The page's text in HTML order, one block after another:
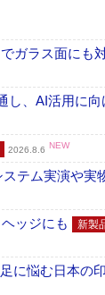
ガラス面にも
、AI活用に向
2026.8.6 NEW
テム実演や実
ッジにも 新製
に悩む日本の